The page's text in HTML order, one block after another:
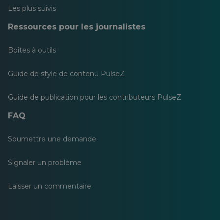
Les plus suivis
Ressources pour les journalistes
Boîtes à outils
Guide de style de contenu PulseZ
Guide de publication pour les contributeurs PulseZ
FAQ
Soumettre une demande
Signaler un problème
Laisser un commentaire